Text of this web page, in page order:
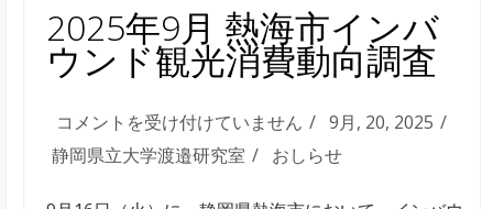
は
2025年9月 熱海市インバ
ウンド観光消費動向調査
2025
年
コメントを受け付けていません
9月, 20, 2025
静岡県立大学渡邉研究室
おしらせ